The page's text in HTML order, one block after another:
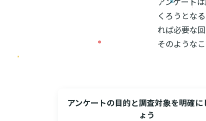
くろうとな
れば必要な
そのような
アンケートの目的と調査対象を明確に
ょう